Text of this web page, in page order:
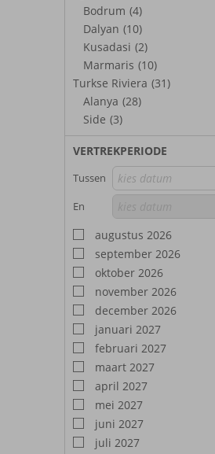
Bodrum (4)
Dalyan (10)
Kusadasi (2)
Marmaris (10)
Turkse Riviera (31)
Alanya (28)
Side (3)
VERTREKPERIODE
Tussen
En
augustus 2026
september 2026
oktober 2026
november 2026
december 2026
januari 2027
februari 2027
maart 2027
april 2027
mei 2027
juni 2027
juli 2027